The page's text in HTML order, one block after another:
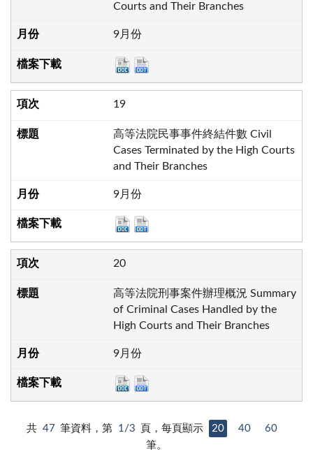
Courts and Their Branches
9月份
19
高等法院民事事件終結件數 Civil
Cases Terminated by the High Courts
and Their Branches
9月份
20
高等法院刑事案件辦理概況 Summary
of Criminal Cases Handled by the
High Courts and Their Branches
9月份
共 47 筆資料，第 1/3 頁，每頁顯示 20 40
60
筆。